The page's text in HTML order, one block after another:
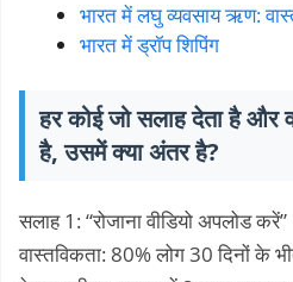
भारत में लघु व्यवसाय ऋण:
भारत में ड्रॉप शिपिंग
हर कोई जो सलाह देता है और
है, उसमें क्या अंतर है?
सलाह 1: “रोजाना वीडियो अपलोड करें”
वास्तविकता: 80% लोग 30 दिनों के